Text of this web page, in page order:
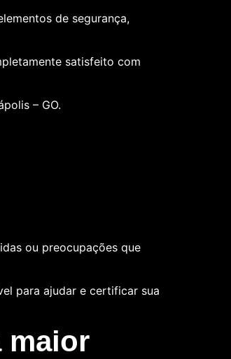
de segurança,
satisfeito com
– GO.
ou preocupações que
para ajudar e certificar sua
maior